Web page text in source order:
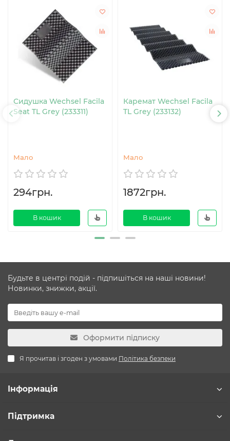
Сидушка Wechsel Facila
Seat TL Grey (233311)
Мало
294грн.
В кошик
Каремат Wechsel Facila
TL Grey (233132)
Мало
1872грн.
В кошик
Будьте в центрі подій - підпишіться на наші новини!
Новинки, знижки, акції.
Оформити підписку
Я прочитав і згоден з умовами Політика безпеки
Інформація
Підтримка